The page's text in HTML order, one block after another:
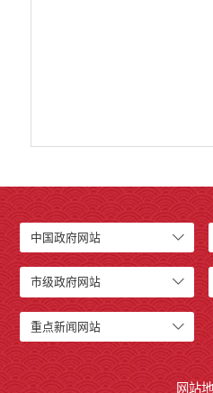
重大决策预公开
食品药品监管
义务教育
中国政府网站
市级政府网站
重点新闻网站
网站